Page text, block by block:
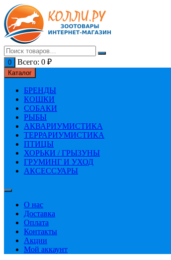
Перейти
к
содержимому
0 Всего: 0 ₽
Каталог
БРЕНДЫ
КОШКИ
СОБАКИ
РЫБЫ
АКВАРИУМИСТИКА
ТЕРРАРИУМИСТИКА
ПТИЦЫ
ХОРЬКИ / ГРЫЗУНЫ
ГРУМИНГ И УХОД
АКСЕССУАРЫ
О нас
Доставка
Оплата
Контакты
Акции
Мой аккаунт